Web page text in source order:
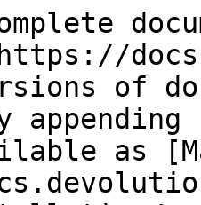
of
as